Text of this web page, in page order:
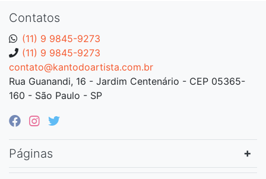
Contatos
(11) 9 9845-9273
(11) 9 9845-9273
contato@kantodoartista.com.br
Rua Guanandi, 16 - Jardim Centenário - CEP 05365-
160 - São Paulo - SP
Páginas